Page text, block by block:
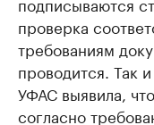
проверка
требованиям
проводится. Так
УФАС выявила,
согласно